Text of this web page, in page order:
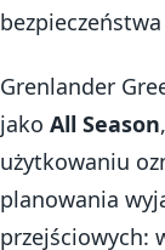
Grenlander
jako All Season
użytkowaniu
planowania
przejściowych: